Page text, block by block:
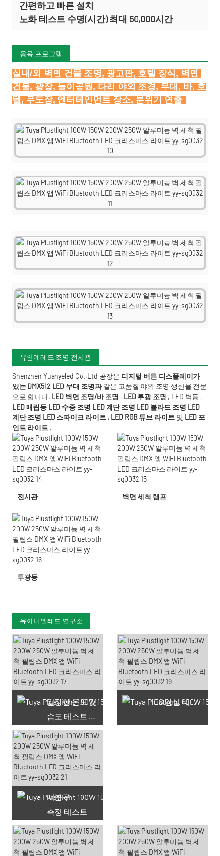
간편하고 빠른 설치
노화 테스트 수명(시간) 최대 50,000시간
응용 프로그램
실내/외 벽면 건물 조명, 광고판, 호텔 장식, 벽면
건물, 광장, 놀이공원, 다리 야외 조경, 무대, 바, 호
텔, 무도장, 엔터테인먼트 장소, 분위기 연출
유안예레드 조명 전시관
Shenzhen Yuanyeled Co.,Ltd 공장은 디지털 버튼 디스플레이가
있는 DMX512 LED 무대 조명과같은 고품질 야외 조명 생산을 전문
으로 합니다. LED 벽면 조명/바 조명 , LED 투광 조명 , LED 벽등 ,
LED 매립등 LED 수중 조명 LED 계단 조명 LED 볼라드 조명 LED
계단 조명 LED 스파이크 라이트 , LED RGB 튜브 라이트 및 LED 포
인트 라이트 .
전시관 벽면 세척 램프
투광등
유아니엘레드 연구소
일정한 온도 및
습도 테스트 챔버
IES 암실 테스트
적분구
측정 테스트
사용 가능한 쿠폰 66개